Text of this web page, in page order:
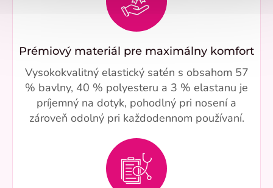
Prémiový materiál pre maximálny komfort
Vysokokvalitný elastický satén s obsahom 57
% bavlny, 40 % polyesteru a 3 % elastanu je
príjemný na dotyk, pohodlný pri nosení a
zároveň odolný pri každodennom používaní.